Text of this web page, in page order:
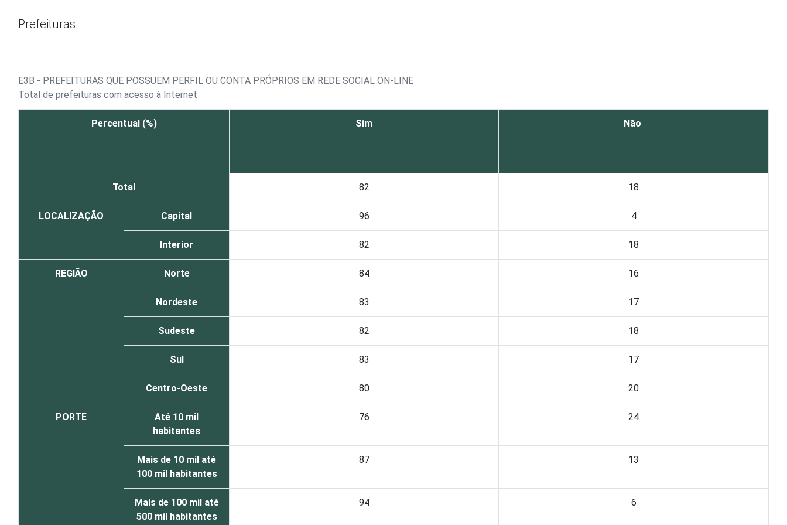
Prefeituras
E3B - PREFEITURAS QUE POSSUEM PERFIL OU CONTA PRÓPRIOS EM REDE SOCIAL ON-LINE
Total de prefeituras com acesso à Internet
Percentual (%) Sim Não
Total 82 18
LOCALIZAÇÃO Capital 96 4
Interior 82 18
REGIÃO Norte 84 16
Nordeste 83 17
Sudeste 82 18
Sul 83 17
Centro-Oeste 80 20
PORTE
Até 10 mil
habitantes
76 24
Mais de 10 mil até
100 mil habitantes
87 13
Mais de 100 mil até
500 mil habitantes
94 6